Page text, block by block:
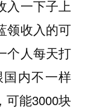
入一下子上
领收入的可
个人每天打
内不一样
能3000块